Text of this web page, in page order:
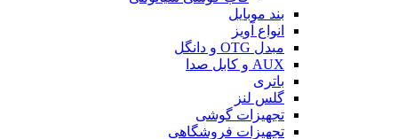
بند موبایل
انواع آویز
مبدل OTG و دانگل
AUX و کابل صدا
باتری
گلس لنز
تجهیزات گوشی
تجهیزات فروشگاهی